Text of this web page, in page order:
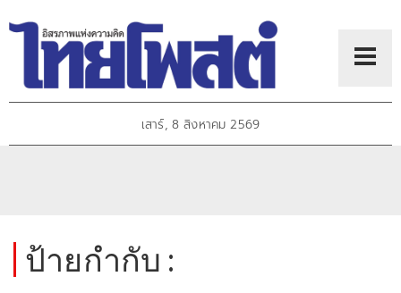
เสาร์, 8 สิงหาคม 2569
ป้ายกำกับ :